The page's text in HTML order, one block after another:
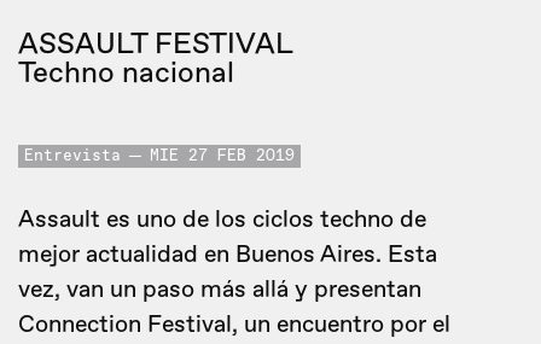
ASSAULT FESTIVAL
Techno nacional
Entrevista MIE 27 FEB 2019
Assault es uno de los ciclos techno de
mejor actualidad en Buenos Aires. Esta
vez, van un paso más allá y presentan
Connection Festival, un encuentro por el